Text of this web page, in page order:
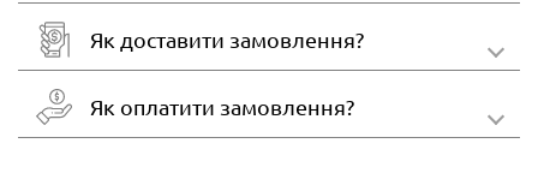
Як доставити замовлення?
Як оплатити замовлення?